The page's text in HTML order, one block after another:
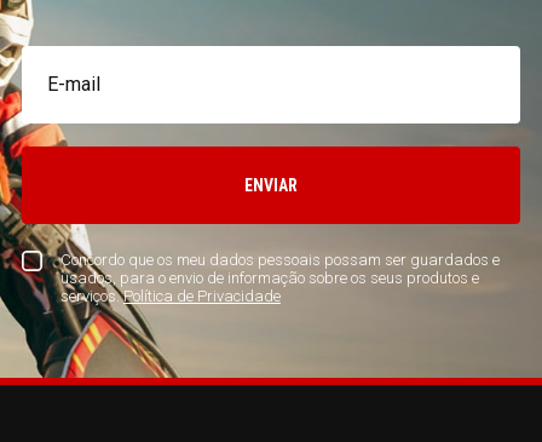
Concordo que os meu dados pessoais possam ser guardados e
usados, para o envio de informação sobre os seus produtos e
serviços.Política de Privacidade
ENVIAR